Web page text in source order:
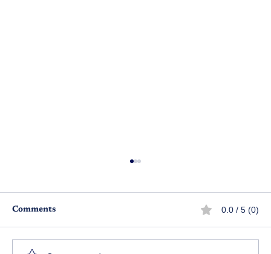
Comments 0.0 / 5 (0)